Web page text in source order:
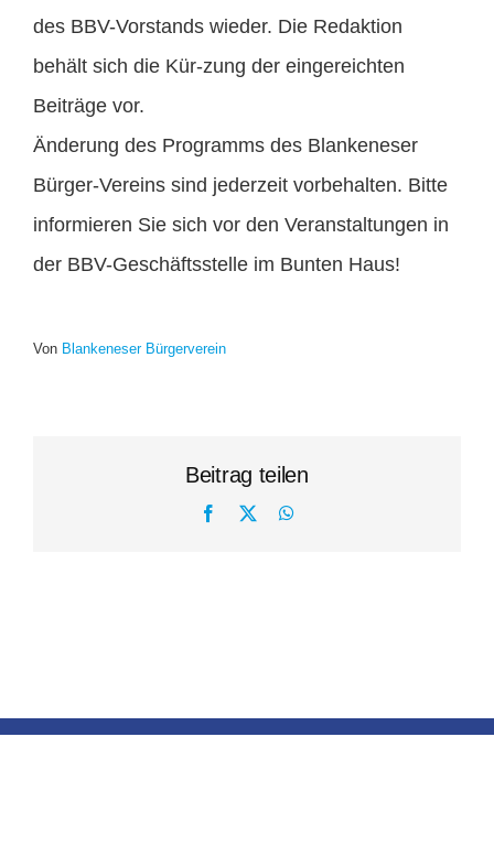
des BBV-Vorstands wieder. Die Redaktion
behält sich die Kür-zung der eingereichten
Beiträge vor.
Änderung des Programms des Blankeneser
Bürger-Vereins sind jederzeit vorbehalten. Bitte
informieren Sie sich vor den Veranstaltungen in
der BBV-Geschäftsstelle im Bunten Haus!
Von Blankeneser Bürgerverein
Beitrag teilen
Facebook WhatsApp